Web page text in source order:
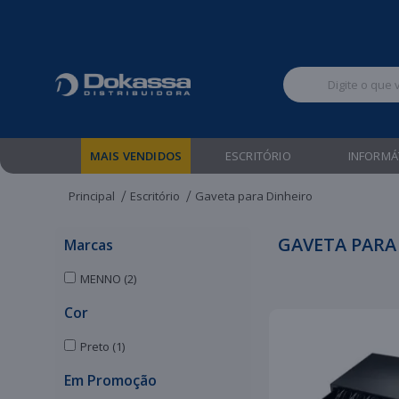
MAIS VENDIDOS ESCRITÓRIO
Principal Escritório Gaveta para Dinheiro
Marcas
MENNO (2)
Cor
Preto (1)
Em Promoção
GAVETA